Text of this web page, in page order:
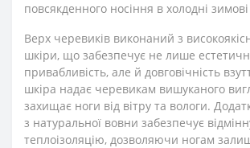
повсякденного носіння в холодні зимові
Верх черевиків виконаний з
шкіри, що забезпечує не лише
привабливість, але й довговічність
шкіра надає черевикам вишуканого
захищає ноги від вітру та вологи.
з натуральної вовни забезпечує
теплоізоляцію, дозволяючи ногам